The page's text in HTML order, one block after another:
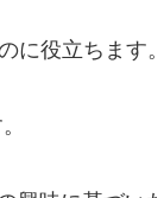
に役立ちます。